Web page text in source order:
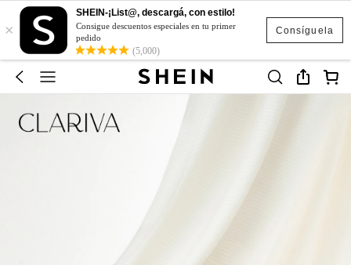
Consíguela
×
SHEIN-¡List@, descargá, con estilo!
Consigue descuentos especiales en tu primer
pedido
(5,000)